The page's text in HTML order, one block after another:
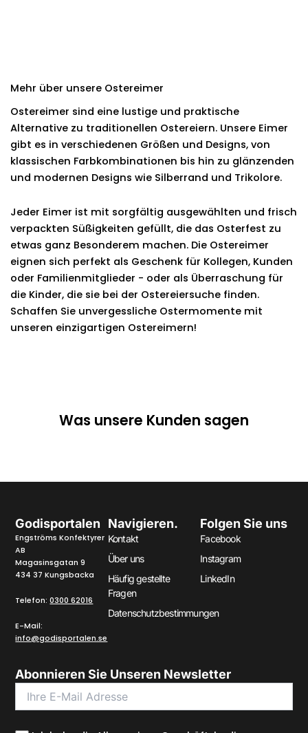
Mehr über unsere Ostereimer
Ostereimer sind eine lustige und praktische
Alternative zu traditionellen Ostereiern. Unsere Eimer
gibt es in verschiedenen Größen und Designs, von
klassischen Farbkombinationen bis hin zu glänzenden
und modernen Designs wie Silberrand und Trikolore.
Jeder Eimer ist mit sorgfältig ausgewählten und frisch
verpackten Süßigkeiten gefüllt, die das Osterfest zu
etwas ganz Besonderem machen. Die Ostereimer
eignen sich perfekt als Geschenk für Kollegen, Kunden
oder Familienmitglieder - oder als Überraschung für
die Kinder, die sie bei der Ostereiersuche finden.
Schaffen Sie unvergessliche Ostermomente mit
unseren einzigartigen Ostereimern!
Was unsere Kunden sagen
Godisportalen
Engströms Konfektyrer
AB
Magasinsgatan 9
434 37 Kungsbacka
Telefon:0300 62016
E-Mail:
info@godisportalen.se
Navigieren.
Kontakt
Über uns
Häufig gestellte
Fragen
Datenschutzbestimmungen
Folgen Sie uns
Facebook
Instagram
LinkedIn
Abonnieren Sie Unseren Newsletter